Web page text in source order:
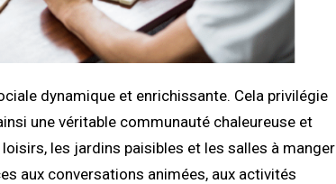
dynamique et enrichissante. Cela privilégie
une véritable communauté chaleureuse et
les jardins paisibles et les salles à manger
aux conversations animées, aux activités